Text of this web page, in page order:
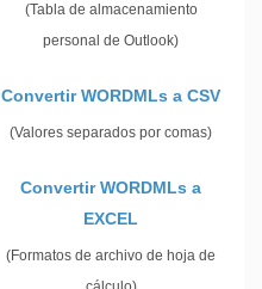
(Tabla de almacenamiento
personal de Outlook)
Convertir WORDMLs a CSV
(Valores separados por comas)
Convertir WORDMLs a
EXCEL
(Formatos de archivo de hoja de